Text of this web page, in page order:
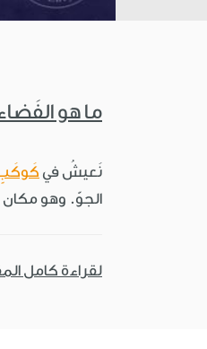
ما هو
نَعيشُ في
الجوّ. وهو مكان
لقراءة كامل